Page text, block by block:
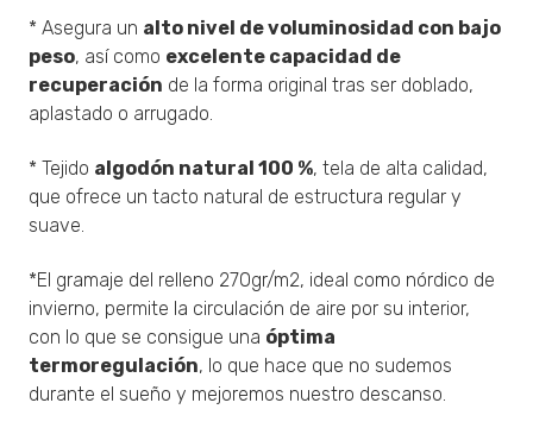
* Asegura un alto nivel de voluminosidad con bajo
peso, así como excelente capacidad de
recuperación de la forma original tras ser doblado,
aplastado o arrugado.
* Tejido algodón natural 100 %, tela de alta calidad,
que ofrece un tacto natural de estructura regular y
suave.
*El gramaje del relleno 270gr/m2, ideal como nórdico de
invierno, permite la circulación de aire por su interior,
con lo que se consigue una óptima
termoregulación, lo que hace que no sudemos
durante el sueño y mejoremos nuestro descanso.